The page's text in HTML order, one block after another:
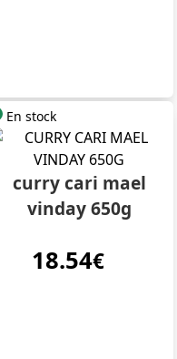
En stock
curry cari mael
vinday 650g
18.54€